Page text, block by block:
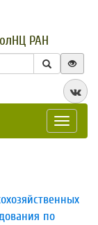
РАН
Toggle
по